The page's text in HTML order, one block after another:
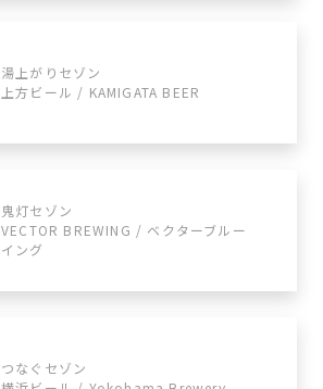
湯上がりセゾン
上方ビール / KAMIGATA BEER
鬼灯セゾン
VECTOR BREWING / ベクターブルー
イング
つなぐセゾン